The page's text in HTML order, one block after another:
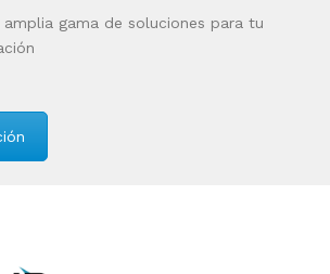
gama de soluciones para tu